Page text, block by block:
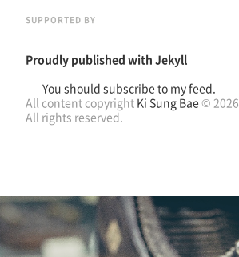
SUPPORTED BY
Proudly published with Jekyll
You should subscribe to my feed.
All content copyright Ki Sung Bae© 2026
All rights reserved.